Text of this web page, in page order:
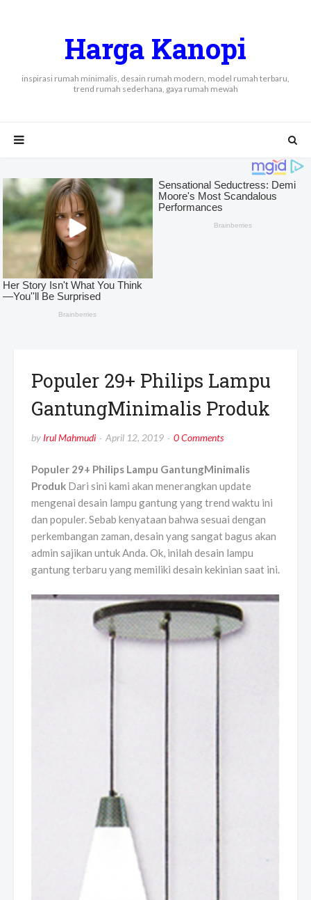
Harga Kanopi
inspirasi rumah minimalis, desain rumah modern, model rumah terbaru,
trend rumah sederhana, gaya rumah mewah
Populer 29+ Philips Lampu
GantungMinimalis Produk
by Irul Mahmudi April 12, 2019 0 Comments
Populer 29+ Philips Lampu GantungMinimalis
Produk Dari sini kami akan menerangkan update
mengenai desain lampu gantung yang trend waktu ini
dan populer. Sebab kenyataan bahwa sesuai dengan
perkembangan zaman, desain yang sangat bagus akan
admin sajikan untuk Anda. Ok, inilah desain lampu
gantung terbaru yang memiliki desain kekinian saat ini.